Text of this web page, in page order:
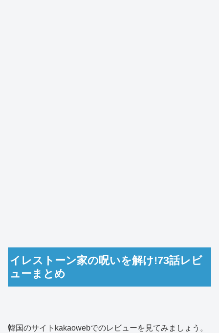
イレストーン家の呪いを解け!73話レビ
ューまとめ
韓国のサイトkakaowebでのレビューを見てみましょう。